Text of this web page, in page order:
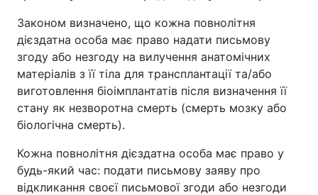
Спорт Наука
Техно і зв'язок Лайт
Зброя Інциденти
Цікавинки Погода
Законом визначено, що кожна повнолітня
дієздатна особа має право надати письмову
згоду або незгоду на вилучення анатомічних
матеріалів з її тіла для трансплантації та/або
виготовлення біоімплантатів після визначення її
стану як незворотна смерть (смерть мозку або
біологічна смерть).
Кожна повнолітня дієздатна особа має право у
будь-який час: подати письмову заяву про
відкликання своєї письмової згоди або незгоди